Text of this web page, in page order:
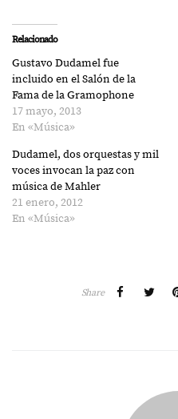
Twitter
(Se
abre
una
ventana
nueva)
una
ventana
nueva)
Relacionado
Gustavo Dudamel fue
incluido en el Salón de la
Fama de la Gramophone
17 mayo, 2013
En «Música»
Dudamel, dos orquestas y mil
voces invocan la paz con
música de Mahler
21 enero, 2012
En «Música»
Share